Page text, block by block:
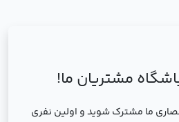
مشتریان ما!
ما مشترک شوید و اولین نفری